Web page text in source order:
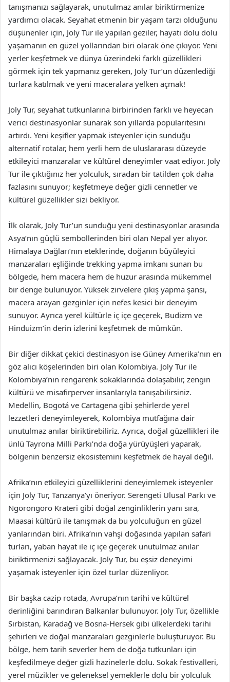
tanışmanızı sağlayarak, unutulmaz anılar biriktirmenize
yardımcı olacak. Seyahat etmenin bir yaşam tarzı olduğunu
düşünenler için, Joly Tur ile yapılan geziler, hayatı dolu dolu
yaşamanın en güzel yollarından biri olarak öne çıkıyor. Yeni
yerler keşfetmek ve dünya üzerindeki farklı güzellikleri
görmek için tek yapmanız gereken, Joly Tur’un düzenlediği
turlara katılmak ve yeni maceralara yelken açmak!
Joly Tur, seyahat tutkunlarına birbirinden farklı ve heyecan
verici destinasyonlar sunarak son yıllarda popülaritesini
artırdı. Yeni keşifler yapmak isteyenler için sunduğu
alternatif rotalar, hem yerli hem de uluslararası düzeyde
etkileyici manzaralar ve kültürel deneyimler vaat ediyor. Joly
Tur ile çıktığınız her yolculuk, sıradan bir tatilden çok daha
fazlasını sunuyor; keşfetmeye değer gizli cennetler ve
kültürel güzellikler sizi bekliyor.
İlk olarak, Joly Tur’un sunduğu yeni destinasyonlar arasında
Asya’nın güçlü sembollerinden biri olan Nepal yer alıyor.
Himalaya Dağları’nın eteklerinde, doğanın büyüleyici
manzaraları eşliğinde trekking yapma imkanı sunan bu
bölgede, hem macera hem de huzur arasında mükemmel
bir denge bulunuyor. Yüksek zirvelere çıkış yapma şansı,
macera arayan gezginler için nefes kesici bir deneyim
sunuyor. Ayrıca yerel kültürle iç içe geçerek, Budizm ve
Hinduizm’in derin izlerini keşfetmek de mümkün.
Bir diğer dikkat çekici destinasyon ise Güney Amerika’nın en
göz alıcı köşelerinden biri olan Kolombiya. Joly Tur ile
Kolombiya’nın rengarenk sokaklarında dolaşabilir, zengin
kültürü ve misafirperver insanlarıyla tanışabilirsiniz.
Medellin, Bogotá ve Cartagena gibi şehirlerde yerel
lezzetleri deneyimleyerek, Kolombiya mutfağına dair
unutulmaz anılar biriktirebiliriz. Ayrıca, doğal güzellikleri ile
ünlü Tayrona Milli Parkı’nda doğa yürüyüşleri yaparak,
bölgenin benzersiz ekosistemini keşfetmek de hayal değil.
Afrika’nın etkileyici güzelliklerini deneyimlemek isteyenler
için Joly Tur, Tanzanya’yı öneriyor. Serengeti Ulusal Parkı ve
Ngorongoro Krateri gibi doğal zenginliklerin yanı sıra,
Maasai kültürü ile tanışmak da bu yolculuğun en güzel
yanlarından biri. Afrika’nın vahşi doğasında yapılan safari
turları, yaban hayat ile iç içe geçerek unutulmaz anılar
biriktirmenizi sağlayacak. Joly Tur, bu eşsiz deneyimi
yaşamak isteyenler için özel turlar düzenliyor.
Bir başka cazip rotada, Avrupa’nın tarihi ve kültürel
derinliğini barındıran Balkanlar bulunuyor. Joly Tur, özellikle
Sırbistan, Karadağ ve Bosna-Hersek gibi ülkelerdeki tarihi
şehirleri ve doğal manzaraları gezginlerle buluşturuyor. Bu
bölge, hem tarih severler hem de doğa tutkunları için
keşfedilmeye değer gizli hazinelerle dolu. Sokak festivalleri,
yerel müzikler ve geleneksel yemeklerle dolu bir yolculuk